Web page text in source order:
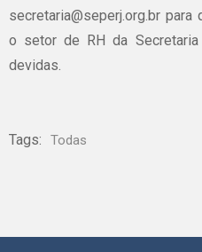
secretaria@seperj.org.br
o setor de RH da
devidas.
Tags: Todas